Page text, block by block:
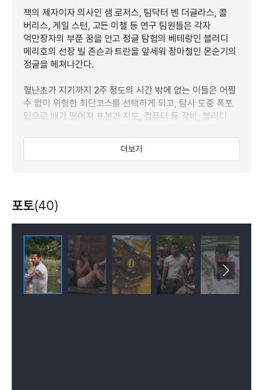
잭의 제자이자 의사인 샘 로저스, 팀닥터 벤 더글라스, 콜
버리스, 게일 스턴, 고든 미첼 등 연구 팀원들은 각자
억만장자의 부푼 꿈을 안고 정글 탐험의 베테랑인 블러디
메리호의 선장 빌 존슨과 트란을 앞세워 장마철인 몬순기의
정글을 헤쳐나간다.
혈난초가 지기까지 2주 정도의 시간 밖에 없는 이들은 어쩔
수 없이 위험한 최단코스를 선택하게 되고, 탐사 도중 폭포
밑으로 배가 떨어져 표본과 지도, 컴퓨터 등 장비, 블러디
없는 이들은 어쩔수 없이 숲을 가로 질러 혈난초를 찾아
나서고, 이들을 조용히 주시하던 거대한 아나콘다의 공격은
악전고투 끝에 혈난초를 찾았으나 그들보다 먼저 혈난초를
몬순기를 맞아 짝짓기가 한창인 아나콘다 무리는 혈난초를
먹고 슈퍼 파워와 크기를 더욱 증대하였고, 그들의 고픈
배를 채우기 위해 또다른 먹이를 찾고 있는데...
더보기
포토(40)